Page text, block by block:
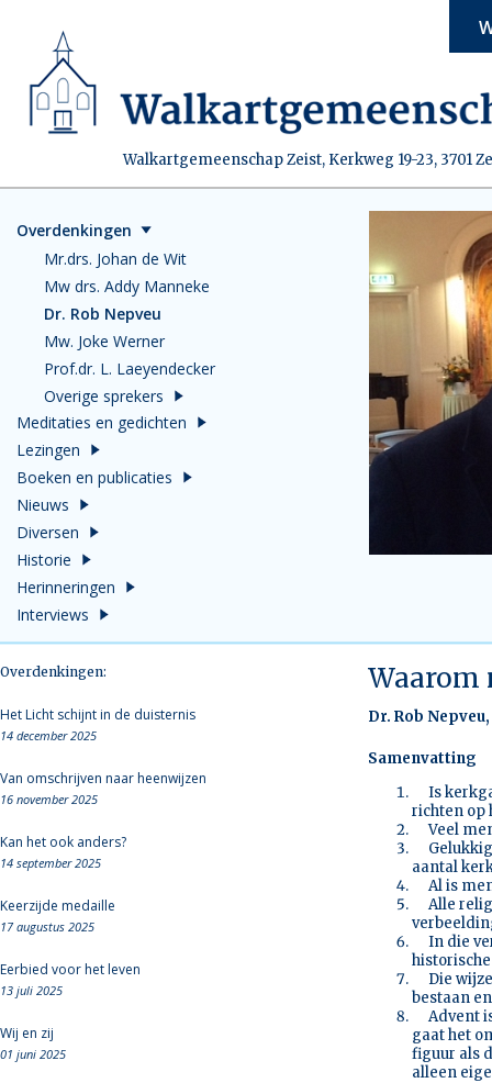
Walkartgemeenschap Zeist, Kerkweg 19-23, 3701
Overdenkingen
Mr.drs. Johan de Wit
Mw drs. Addy Manneke
Dr. Rob Nepveu
Mw. Joke Werner
Prof.dr. L. Laeyendecker
Overige sprekers
Meditaties en gedichten
Lezingen
Boeken en publicaties
Nieuws
Diversen
Historie
Herinneringen
Interviews
Overdenkingen:
Het Licht schijnt in de duisternis
14 december 2025
Van omschrijven naar heenwijzen
16 november 2025
Kan het ook anders?
14 september 2025
Keerzijde medaille
17 augustus 2025
Eerbied voor het leven
13 juli 2025
Wij en zij
01 juni 2025
Waarom
Dr. Rob Nepveu,
Samenvatting
Is
richten op
Veel
Gelukkig
aantal
Al is
Alle
In die
Die wijze
bestaan
Advent
gaat het
figuur als
alleen